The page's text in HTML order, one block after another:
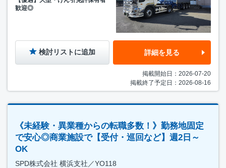
歓迎◎
検討リストに追加 詳細を見る
掲載開始日：2026-07-20
掲載終了予定日：2026-08-16
《未経験・異業種からの転職多数！》勤務地固定
で安心◎商業施設で【受付・巡回など】週2日～
OK
SPD株式会社 横浜支社／YO118